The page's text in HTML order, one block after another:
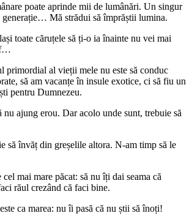
poate aprinde mii de lumânări. Un singur
generație… Mă strădui să împrăștii lumina.
toate căruțele să ți-o ia înainte nu vei mai
primordial al vieții mele nu este să conduc
să am vacanțe în insule exotice, ci să fiu un
pentru Dumnezeu.
nu ajung erou. Dar acolo unde sunt, trebuie să
să învăț din greșelile altora. N-am timp să le
mai mare păcat: să nu îți dai seama că
răul crezând că faci bine.
ca marea: nu îi pasă că nu știi să înoți!